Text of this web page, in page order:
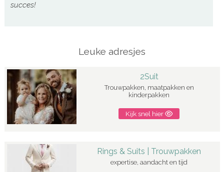
succes!
Leuke adresjes
2Suit
Trouwpakken, maatpakken en
kinderpakken
Kijk snel hier
Rings & Suits | Trouwpakken
expertise, aandacht en tijd